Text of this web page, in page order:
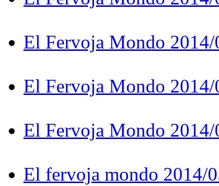
El Fervoja Mondo 2014/
El Fervoja Mondo 2014/
El Fervoja Mondo 2014/
El fervoja mondo 2014/